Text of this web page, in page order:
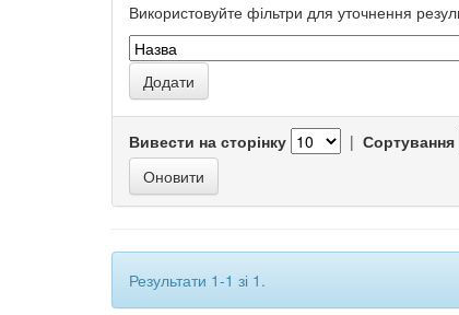
Використовуйте фільтри для уточнення
Вивести на сторінку | Сортування
Результати 1-1 зі 1.